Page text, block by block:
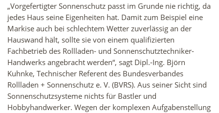
„Vorgefertigter Sonnenschutz passt im Grunde nie richtig, da
jedes Haus seine Eigenheiten hat. Damit zum Beispiel eine
Markise auch bei schlechtem Wetter zuverlässig an der
Hauswand hält, sollte sie von einem qualifizierten
Fachbetrieb des Rollladen- und Sonnenschutztechniker-
Handwerks angebracht werden“, sagt Dipl.-Ing. Björn
Kuhnke, Technischer Referent des Bundesverbandes
Rollladen + Sonnenschutz e. V. (BVRS). Aus seiner Sicht sind
Sonnenschutzsysteme nichts für Bastler und
Hobbyhandwerker. Wegen der komplexen Aufgabenstellung